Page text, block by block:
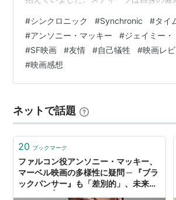
ハート・ロッカー（2008） 出演
イーグル・アイ （2008） 出演
マシュー・マコノヒー マーシャルの
フリーダムランド
デトロイト・コップ・シティ（
ヘイヴン 堕ちた楽園
セレブの種（2004） 出演
ミリオンダラー・ベイビー（2004
LAW & ORDER クリミナル・インテ
続して遭遇する、異常で陰惨な事故の現
「シンクロニック」と呼ばれる非合法の
関わっていました。この薬は単なる幻覚
用者に7分間だけ別の時代へタイムトラ
あることが判明します。そんな中、デニ
ま…
#シンクロニック #Synchronic #タイ
#アンソニー・マッキー #ジェイミー・
#SF映画 #友情 #自己犠牲 #映画レ
#映画感想
ネットで話題
20 ブックマーク
ファルコン役アンソニー・マッキー、
マーベル映画の多様性に疑問 ─ 『ブラ
ックパンサー』も「差別的」、未来へ